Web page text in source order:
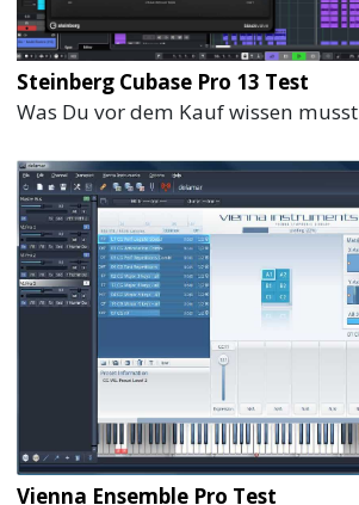
Steinberg Cubase Pro 13 Test
Was Du vor dem Kauf wissen musst
Vienna Ensemble Pro Test